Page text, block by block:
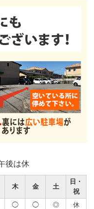
後は休
木 金 土
日・
祝
◯ ◯ ◎
休